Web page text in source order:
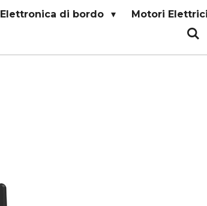
Elettronica di bordo Motori Elettrici